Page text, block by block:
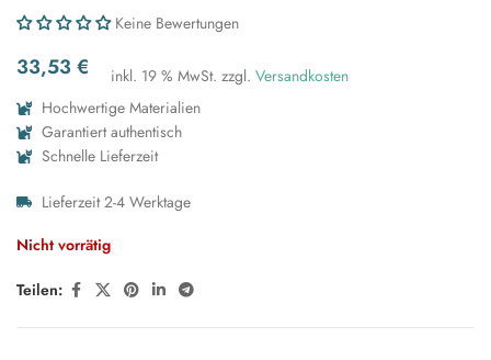
Keine Bewertungen
33,53 € inkl. 19 % MwSt. zzgl. Versandkosten
Hochwertige Materialien
Garantiert authentisch
Schnelle Lieferzeit
Lieferzeit 2-4 Werktage
Nicht vorrätig
Teilen: